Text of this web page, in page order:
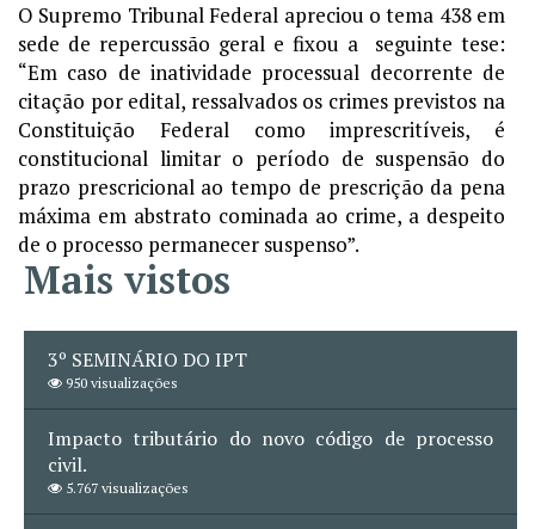
O Supremo Tribunal Federal apreciou o tema 438 em
sede de repercussão geral e fixou a seguinte tese:
“Em caso de inatividade processual decorrente de
citação por edital, ressalvados os crimes previstos na
Constituição Federal como imprescritíveis, é
constitucional limitar o período de suspensão do
prazo prescricional ao tempo de prescrição da pena
máxima em abstrato cominada ao crime, a despeito
de o processo permanecer suspenso”.
Mais vistos
3º SEMINÁRIO DO IPT
950 visualizações
Impacto tributário do novo código de processo
civil.
5.767 visualizações